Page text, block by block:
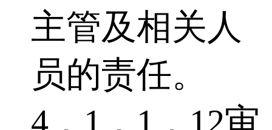
主管及相关人
员的责任。
4．1．1．12审